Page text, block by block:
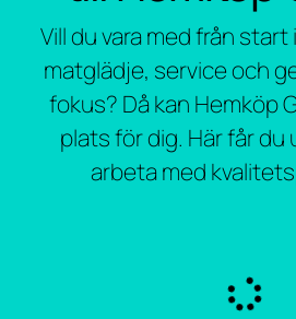
Vill du vara med från
matglädje, service och
fokus? Då kan Hemköp
plats för dig. Här får du
arbeta med